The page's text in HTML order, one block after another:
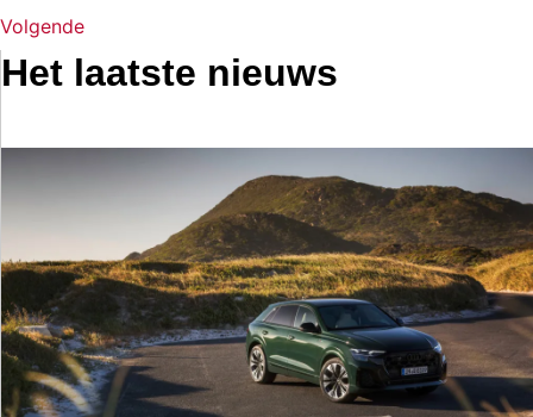
Volgende
Het laatste nieuws